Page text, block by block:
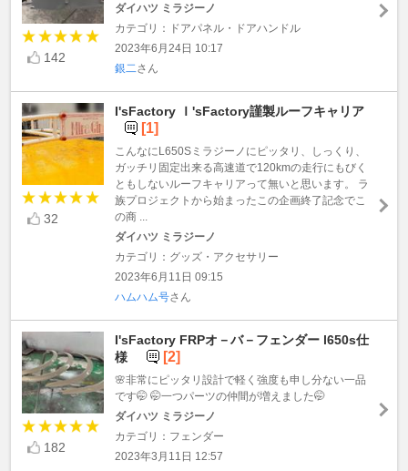
142
ダイハツ ミラジーノ
カテゴリ：ドアパネル・ドアハンドル
2023年6月24日 10:17
銀二 さん
32
I'sFactory Ｉ'sFactory謹製ルーフキャリア
[1]
こんなにL650Sミラジーノにピッタリ、しっくり、
ガッチリ固定出来る高速道で120kmの走行にもびく
ともしないルーフキャリアって無いと思います。 ラ
族プロジェクトから始まったこの企画終了記念でこ
の商 ...
ダイハツ ミラジーノ
カテゴリ：グッズ・アクセサリー
2023年6月11日 09:15
ハムハム号さん
182
I'sFactory FRPオ－バ－フェンダー l650s仕
様
[2]
🌸非常にピッタリ設計で軽く強度も申し分ない一品
です🤭 🤭一つパーツの仲間が増えました🤭
ダイハツ ミラジーノ
カテゴリ：フェンダー
2023年3月11日 12:57